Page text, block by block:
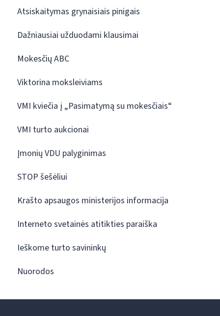
Atsiskaitymas grynaisiais pinigais
Dažniausiai užduodami klausimai
Mokesčių ABC
Viktorina moksleiviams
VMI kviečia į „Pasimatymą su mokesčiais“
VMI turto aukcionai
Įmonių VDU palyginimas
STOP šešėliui
Krašto apsaugos ministerijos informacija
Interneto svetainės atitikties paraiška
Ieškome turto savininkų
Nuorodos